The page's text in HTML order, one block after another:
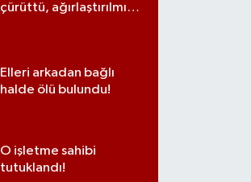
çürüttü, ağırlaştırılmış
Elleri arkadan bağlı
halde ölü bulundu!
O işletme sahibi
tutuklandı!